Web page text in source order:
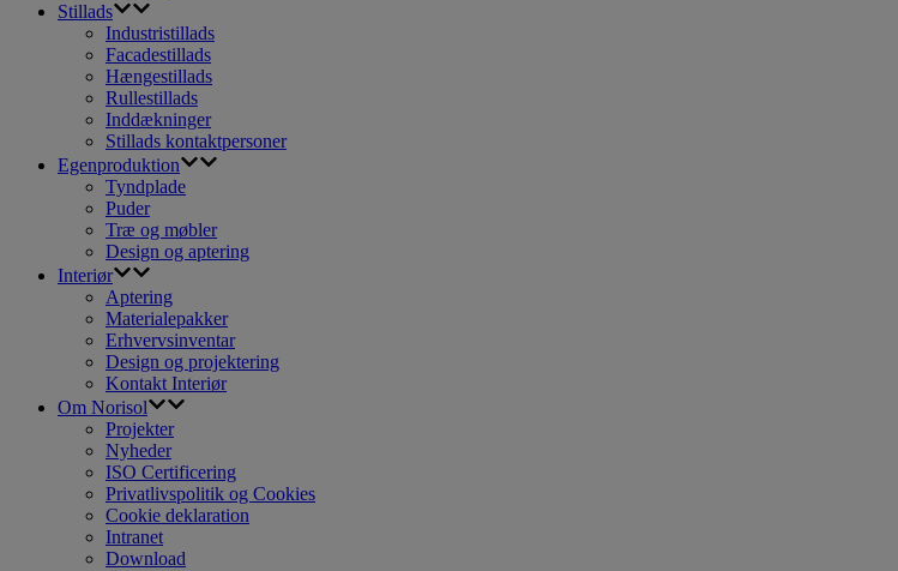
Stillads
Industristillads
Facadestillads
Hængestillads
Rullestillads
Inddækninger
Stillads kontaktpersoner
Egenproduktion
Tyndplade
Puder
Træ og møbler
Design og aptering
Interiør
Aptering
Materiale­pakker
Erhvervs­inventar
Design og projektering
Kontakt Interiør
Om Norisol
Projekter
Nyheder
ISO Certificering
Privatlivspolitik og Cookies
Cookie deklaration
Intranet
Download